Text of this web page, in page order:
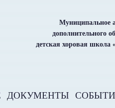
Муниципальное
дополнительного
детская хоровая школа
ДОКУМЕНТЫ